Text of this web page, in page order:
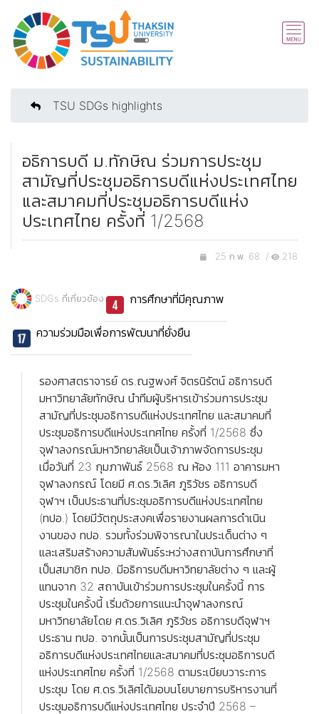
TSU SDGs highlights
อธิการบดี ม.ทักษิณ ร่วมการประชุม
สามัญที่ประชุมอธิการบดีแห่งประเทศไทย
และสมาคมที่ประชุมอธิการบดีแห่ง
ประเทศไทย ครั้งที่ 1/2568
25 ก.พ. 68 / 218
SDGs ที่เกี่ยวข้อง การศึกษาที่มีคุณภาพ
ความร่วมมือเพื่อการพัฒนาที่ยั่งยืน
รองศาสตราจารย์ ดร.ณฐพงศ์ จิตรนิรัตน์ อธิการบดี
มหาวิทยาลัยทักษิณ นำทีมผู้บริหารเข้าร่วมการประชุม
สามัญที่ประชุมอธิการบดีแห่งประเทศไทย และสมาคมที่
ประชุมอธิการบดีแห่งประเทศไทย ครั้งที่ 1/2568 ซึ่ง
จุฬาลงกรณ์มหาวิทยาลัยเป็นเจ้าภาพจัดการประชุม
เมื่อวันที่ 23 กุมภาพันธ์ 2568 ณ ห้อง 111 อาคารมหา
จุฬาลงกรณ์ โดยมี ศ.ดร.วิเลิศ ภูริวัชร อธิการบดี
จุฬาฯ เป็นประธานที่ประชุมอธิการบดีแห่งประเทศไทย
(ทปอ.) โดยมีวัตถุประสงคเพื่อรายงานผลการดำเนิน
งานของ ทปอ. รวมทั้งร่วมพิจารณาในประเด็นต่าง ๆ
และเสริมสร้างความสัมพันธ์ระหว่างสถาบันการศึกษาที่
เป็นสมาชิก ทปอ. มีอธิการบดีมหาวิทยาลัยต่าง ๆ และผู้
แทนจาก 32 สถาบันเข้าร่วมการประชุมในครั้งนี้ การ
ประชุมในครั้งนี้ เริ่มด้วยการแนะนำจุฬาลงกรณ์
มหาวิทยาลัยโดย ศ.ดร.วิเลิศ ภูริวัชร อธิการบดีจุฬาฯ
ประธาน ทปอ. จากนั้นเป็นการประชุมสามัญที่ประชุม
อธิการบดีแห่งประเทศไทยและสมาคมที่ประชุมอธิการบดี
แห่งประเทศไทย ครั้งที่ 1/2568 ตามระเบียบวาระการ
ประชุม โดย ศ.ดร.วิเลิศได้มอบนโยบายการบริหารงานที่
ประชุมอธิการบดีแห่งประเทศไทย ประจำปี 2568 –